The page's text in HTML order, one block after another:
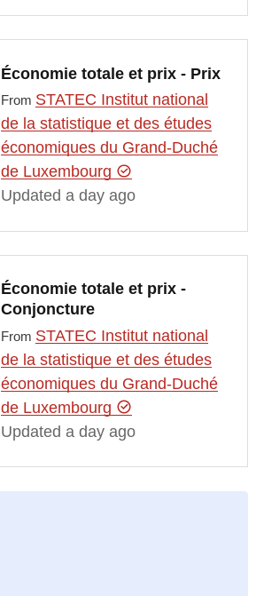
Économie totale et prix - Prix
From STATEC Institut national
de la statistique et des études
économiques du Grand-Duché
de Luxembourg
Updated a day ago
Économie totale et prix -
Conjoncture
From STATEC Institut national
de la statistique et des études
économiques du Grand-Duché
de Luxembourg
Updated a day ago